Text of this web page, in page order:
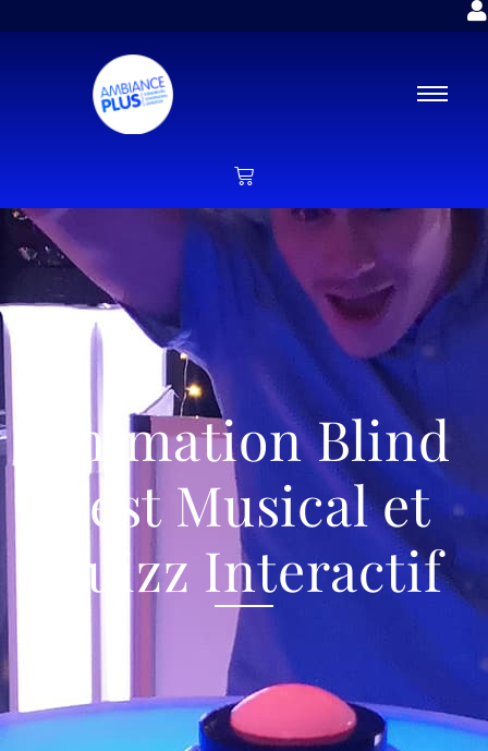
Animation Blind
Test Musical et
Quizz Interactif